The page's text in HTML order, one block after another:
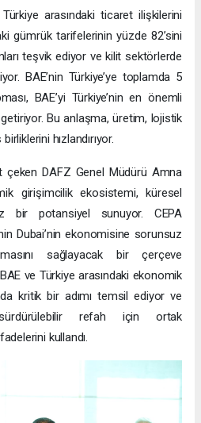
arasındaki ticaret ilişkilerini
gümrük tarifelerinin yüzde 82’sini
teşvik ediyor ve kilit sektörlerde
BAE’nin Türkiye’ye toplamda 5
BAE’yi Türkiye’nin en önemli
getiriyor. Bu anlaşma, üretim, lojistik
hızlandırıyor.
çeken DAFZ Genel Müdürü Amna
girişimcilik ekosistemi, küresel
bir potansiyel sunuyor. CEPA
Dubai’nin ekonomisine sorunsuz
sağlayacak bir çerçeve
ve Türkiye arasındaki ekonomik
kritik bir adımı temsil ediyor ve
sürdürülebilir refah için ortak
kullandı.